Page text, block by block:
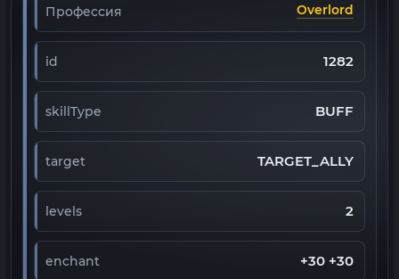
Профессия Overlord
id 1282
skillType BUFF
target TARGET_ALLY
levels 2
enchant +30 +30